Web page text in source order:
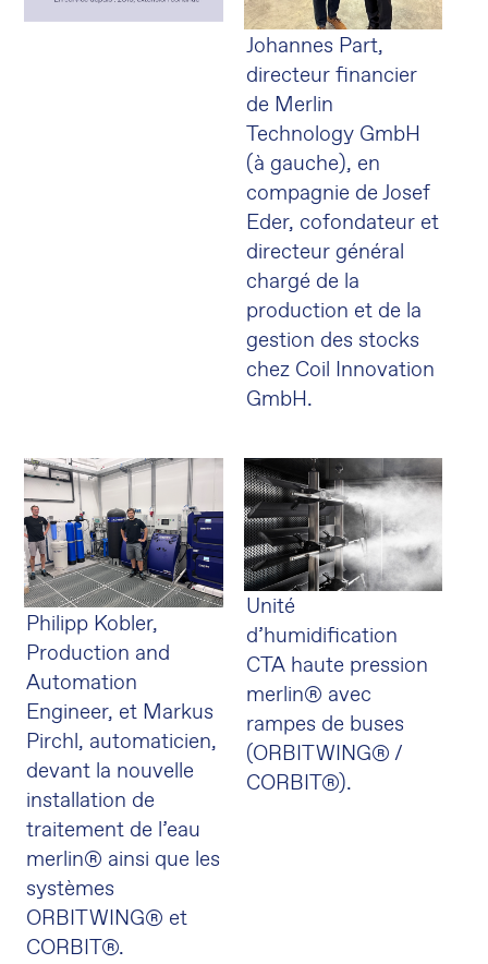
Johannes Part,
directeur financier
de Merlin
Technology GmbH
(à gauche), en
compagnie de Josef
Eder, cofondateur et
directeur général
chargé de la
production et de la
gestion des stocks
chez Coil Innovation
GmbH.
Philipp Kobler,
Production and
Automation
Engineer, et Markus
Pirchl, automaticien,
devant la nouvelle
installation de
traitement de l’eau
merlin® ainsi que les
systèmes
ORBIT WING® et
CORBIT®.
Unité
d’humidification
CTA haute pression
merlin® avec
rampes de buses
(ORBIT WING® /
CORBIT®).